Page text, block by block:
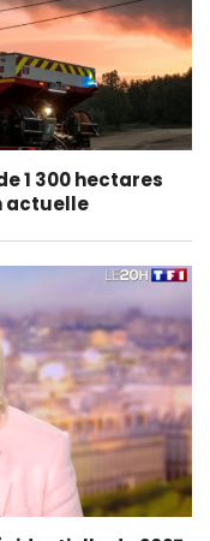
1 300 hectares
actuelle